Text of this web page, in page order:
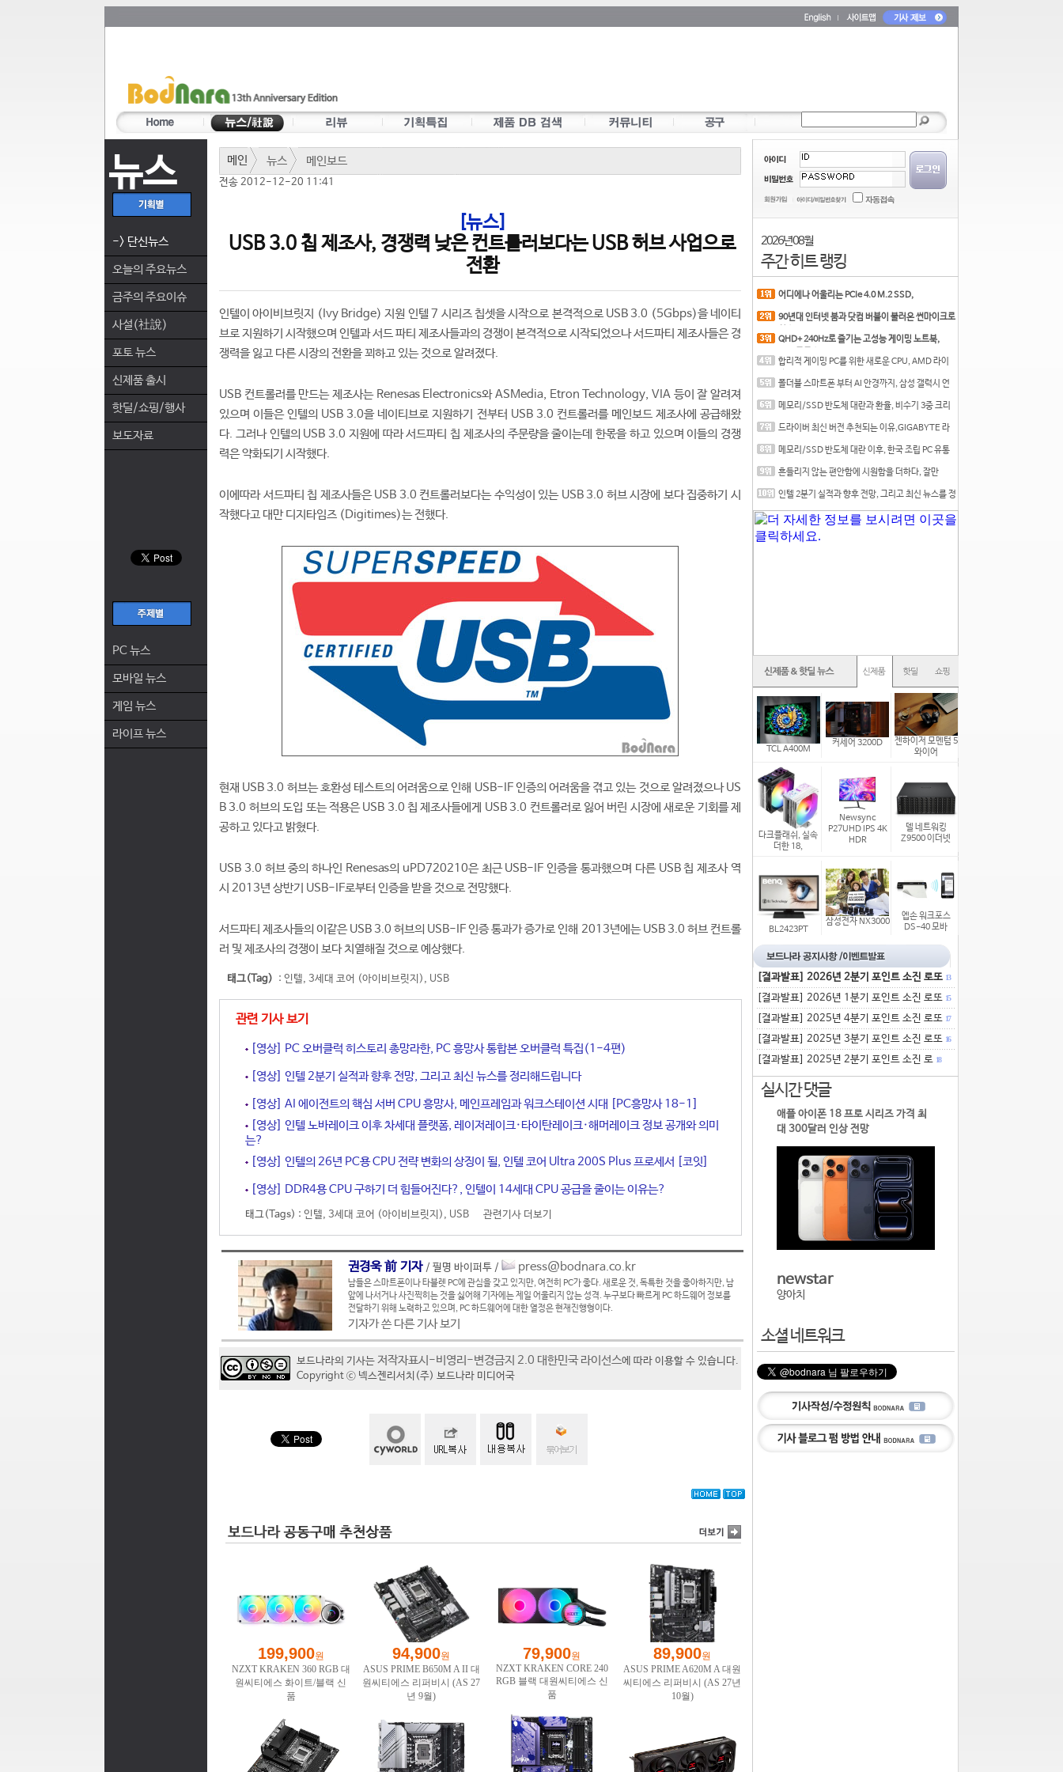
뉴스
-> 단신뉴스
오늘의 주요뉴스
금주의 주요이슈
사설(社說)
포토 뉴스
신제품 출시
핫딜/쇼핑/행사
보도자료
PC 뉴스
모바일 뉴스
게임 뉴스
라이프 뉴스
메인 뉴스 메인보드
전송 2012-12-20 11:41
[뉴스]
USB 3.0 칩 제조사, 경쟁력 낮은 컨트롤러보다는 USB 허브 사업으로
전환
인텔이 아이비브릿지 (Ivy Bridge) 지원 인텔 7 시리즈 칩셋을 시작으로 본격적으로 USB 3.0 (5Gbps)을 네이티
브로 지원하기 시작했으며 인텔과 서드 파티 제조사들과의 경쟁이 본격적으로 시작되었으나 서드파티 제조사들은 경
쟁력을 잃고 다른 시장의 전환을 꾀하고 있는 것으로 알려졌다.
USB 컨트롤러를 만드는 제조사는 Renesas Electronics와 ASMedia, Etron Technology, VIA 등이 잘 알려져
있으며 이들은 인텔의 USB 3.0을 네이티브로 지원하기 전부터 USB 3.0 컨트롤러를 메인보드 제조사에 공급해왔
다. 그러나 인텔의 USB 3.0 지원에 따라 서드파티 칩 제조사의 주문량을 줄이는데 한몫을 하고 있으며 이들의 경쟁
력은 약화되기 시작했다.
이에따라 서드파티 칩 제조사들은 USB 3.0 컨트롤러보다는 수익성이 있는 USB 3.0 허브 시장에 보다 집중하기 시
작했다고 대만 디지타임즈 (Digitimes)는 전했다.
현재 USB 3.0 허브는 호환성 테스트의 어려움으로 인해 USB-IF 인증의 어려움을 겪고 있는 것으로 알려졌으나 US
B 3.0 허브의 도입 또는 적용은 USB 3.0 칩 제조사들에게 USB 3.0 컨트롤러로 잃어 버린 시장에 새로운 기회를 제
공하고 있다고 밝혔다.
USB 3.0 허브 중의 하나인 Renesas의 uPD720210은 최근 USB-IF 인증을 통과했으며 다른 USB 칩 제조사 역
시 2013년 상반기 USB-IF로부터 인증을 받을 것으로 전망했다.
서드파티 제조사들의 이같은 USB 3.0 허브의 USB-IF 인증 통과가 증가로 인해 2013년에는 USB 3.0 허브 컨트롤
러 및 제조사의 경쟁이 보다 치열해질 것으로 예상했다.
태그(Tag) : 인텔, 3세대 코어 (아이비브릿지) , USB
관련 기사 보기
[영상] PC 오버클럭 히스토리 총망라한, PC 흥망사 통합본 오버클럭 특집(1-4편)
[영상] 인텔 2분기 실적과 향후 전망, 그리고 최신 뉴스를 정리해드립니다
[영상] AI 에이전트의 핵심 서버 CPU 흥망사, 메인프레임과 워크스테이션 시대 [PC흥망사 18-1]
[영상] 인텔 노바레이크 이후 차세대 플랫폼, 레이저레이크·타이탄레이크·해머레이크 정보 공개와 의미
는?
[영상] 인텔의 26년 PC용 CPU 전략 변화의 상징이 될, 인텔 코어 Ultra 200S Plus 프로세서 [코잇]
[영상] DDR4용 CPU 구하기 더 힘들어진다?, 인텔이 14세대 CPU 공급을 줄이는 이유는?
태그(Tags) : 인텔, 3세대 코어 (아이비브릿지) , USB 관련기사 더보기
권경욱 前 기자 / 필명 바이퍼투 / press@bodnara.co.kr
남들은 스마트폰이나 타블렛 PC에 관심을 갖고 있지만, 여전히 PC가 좋다. 새로운 것, 독특한 것을 좋아하지만, 남
앞에 나서거나 사진찍히는 것을 싫어해 기자에는 제일 어울리지 않는 성격. 누구보다 빠르게 PC 하드웨어 정보를
전달하기 위해 노력하고 있으며, PC 하드웨어에 대한 열정은 현재진행형이다.
기자가 쓴 다른 기사 보기
보드나라의 기사는 저작자표시-비영리-변경금지 2.0 대한민국 라이선스에 따라 이용할 수 있습니다.
Copyright ⓒ 넥스젠리서치(주) 보드나라 미디어국
2026년 08월
주간 히트 랭킹
어디에나 어울리는 PCIe 4.0 M.2 SSD,
90년대 인터넷 붐과 닷컴 버블이 불러온 썬마이크로
QHD+ 240Hz로 즐기는 고성능 게이밍 노트북,
합리적 게이밍 PC를 위한 새로운 CPU, AMD 라이
폴더블 스마트폰 부터 AI 안경까지, 삼성 갤럭시 언
메모리/SSD 반도체 대란과 환율, 비수기 3중 크리
드라이버 최신 버전 추천되는 이유,GIGABYTE 라
메모리/SSD 반도체 대란 이후, 한국 조립 PC 유통
흔들리지 않는 편안함에 시원함을 더하다, 잘만
인텔 2분기 실적과 향후 전망, 그리고 최신 뉴스를 정
TCL A400M
커세어 3200D
젠하이저 모멘텀 5
와이어
다크플래쉬, 실속
더한 18,
Newsync
P27UHD IPS 4K
HDR
델 네트워킹
Z9500 이더넷
BL2423PT
삼성전자 NX3000
엡손 워크포스
DS-40 모바
[결과발표] 2026년 2분기 포인트 소진 로또 13
[결과발표] 2026년 1분기 포인트 소진 로또 15
[결과발표] 2025년 4분기 포인트 소진 로또 17
[결과발표] 2025년 3분기 포인트 소진 로또 16
[결과발표] 2025년 2분기 포인트 소진 로 18
실시간 댓글
애플 아이폰 18 프로 시리즈 가격 최
대 300달러 인상 전망
newstar
양아치
소셜 네트워크